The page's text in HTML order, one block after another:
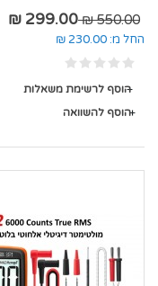
550.00 ₪
299.00 ₪
החל מ: 230.00 ₪
הוסף לרשימת משאלות
הוסף להשוואה